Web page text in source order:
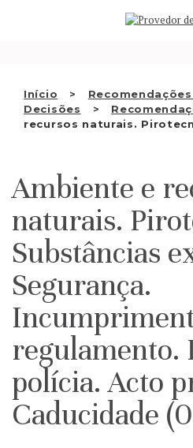
Início
Decisões
recursos naturais.
QUEM SOMOS
RECOMENDAÇÕES
DECISÕES
APRESENTAR
PT
Ambiente e
naturais.
Substâncias
Segurança.
regulamento.
polícia. Acto
Caducidade